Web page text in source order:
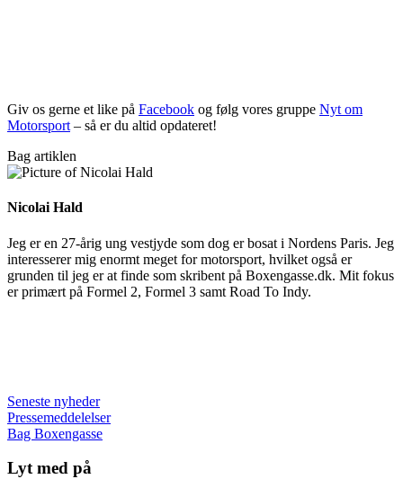
Giv os gerne et like på Facebook og følg vores gruppe Nyt om
Motorsport – så er du altid opdateret!
Bag artiklen
Nicolai Hald
Jeg er en 27-årig ung vestjyde som dog er bosat i Nordens Paris. Jeg
interesserer mig enormt meget for motorsport, hvilket også er
grunden til jeg er at finde som skribent på Boxengasse.dk. Mit fokus
er primært på Formel 2, Formel 3 samt Road To Indy.
Seneste nyheder
Pressemeddelelser
Bag Boxengasse
Lyt med på